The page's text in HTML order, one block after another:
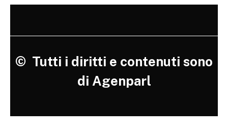
© Tutti i diritti e contenuti sono
di Agenparl